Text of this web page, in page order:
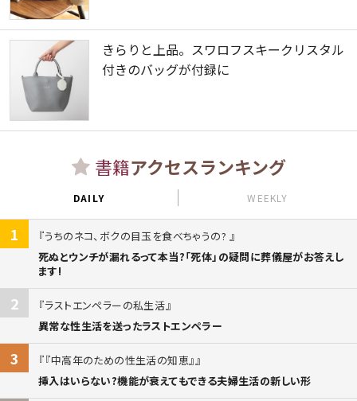
きらりと上品。スワロフスキークリスタル
付きのバッグが付録に
書籍アクセスランキング
DAILY WEEKLY
1
うちのネコ、ボクの目玉を食べちゃうの?
死ぬとウンチが漏れるって本当?「死体」の疑問に葬儀屋がお答えし
ます!
2
ラストエンペラーの私生活
異常な性生活を送ったラストエンペラー
3
『中高年のための性生活の知恵』
挿入はいらない?機能が衰えてもできる夫婦生活の新しい形